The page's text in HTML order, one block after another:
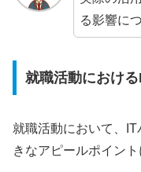
る影響に
就職活動におけ
就職活動において、
きなアピールポイント